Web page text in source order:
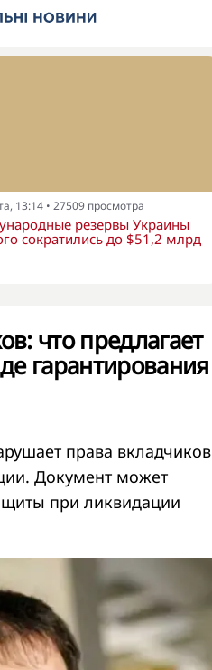
13:14 • 27509 просмотра
резервы Украины
сократились до $51,2 млрд
что предлагает
гарантирования
права вкладчиков
Документ может
при ликвидации